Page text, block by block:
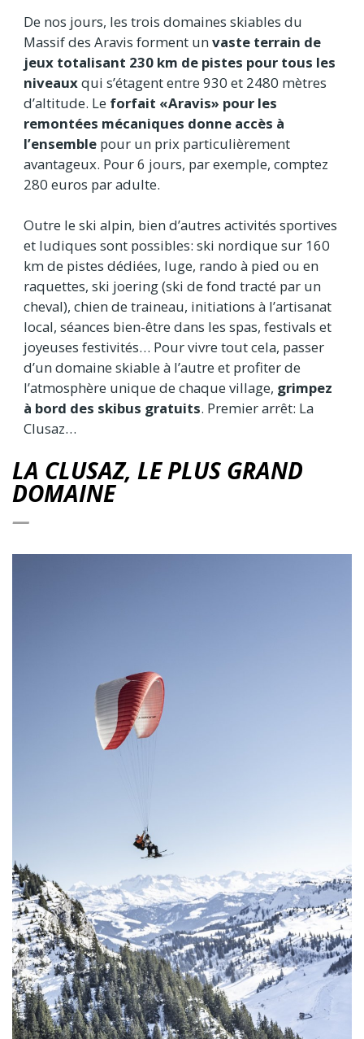
De nos jours, les trois domaines skiables du
Massif des Aravis forment unvaste terrain de
jeux totalisant 230 km de pistes pour tous les
niveauxqui s’étagent entre 930 et 2480 mètres
d’altitude. Le forfait «Aravis» pour les
remontées mécaniques donne accès à
l’ensemble pour un prix particulièrement
avantageux. Pour 6 jours, par exemple, comptez
280 euros par adulte.
Outre le ski alpin, bien d’autres activités sportives
et ludiques sont possibles: ski nordique sur 160
km de pistes dédiées, luge, rando à pied ou en
raquettes, ski joering (ski de fond tracté par un
cheval), chien de traineau, initiations à l’artisanat
local, séances bien-être dans les spas, festivals et
joyeuses festivités… Pour vivre tout cela, passer
d’un domaine skiable à l’autre et profiter de
l’atmosphère unique de chaque village, grimpez
à bord des skibus gratuits. Premier arrêt: La
Clusaz…
LA CLUSAZ, LE PLUS GRAND
DOMAINE